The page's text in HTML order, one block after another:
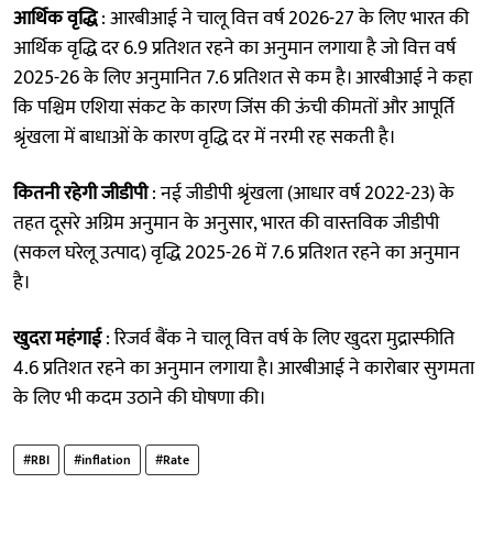
आर्थिक वृद्धि: आरबीआई ने चालू वित्त वर्ष 2026-27 के लिए भारत की
आर्थिक वृद्धि दर 6.9 प्रतिशत रहने का अनुमान लगाया है जो वित्त वर्ष
2025-26 के लिए अनुमानित 7.6 प्रतिशत से कम है। आरबीआई ने कहा
कि पश्चिम एशिया संकट के कारण जिंस की ऊंची कीमतों और आपूर्ति
श्रृंखला में बाधाओं के कारण वृद्धि दर में नरमी रह सकती है।
कितनी रहेगी जीडीपी: नई जीडीपी श्रृंखला (आधार वर्ष 2022-23) के
तहत दूसरे अग्रिम अनुमान के अनुसार, भारत की वास्तविक जीडीपी
(सकल घरेलू उत्पाद) वृद्धि 2025-26 में 7.6 प्रतिशत रहने का अनुमान
है।
खुदरा महंगाई: रिजर्व बैंक ने चालू वित्त वर्ष के लिए खुदरा मुद्रास्फीति
4.6 प्रतिशत रहने का अनुमान लगाया है। आरबीआई ने कारोबार सुगमता
के लिए भी कदम उठाने की घोषणा की।
#RBI #inflation #Rate